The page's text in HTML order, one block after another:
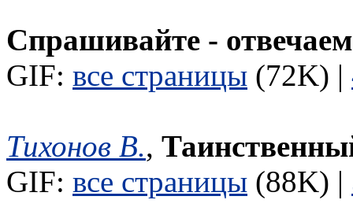
Спрашивайте - отвечаем
GIF: все страницы (72K) |
Тихонов В.,
GIF: все страницы (88K) |